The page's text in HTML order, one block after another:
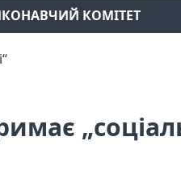
КОМІТЕТ